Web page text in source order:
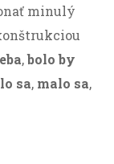
minulý
,bolo by
sa, malo sa,